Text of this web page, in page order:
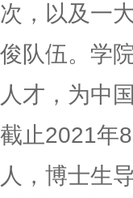
次，以及一
俊队伍。学
人才，为中
截止2021年
人，博士生